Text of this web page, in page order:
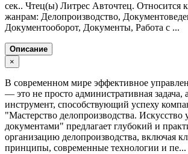
сек.. Чтец(ы) Литрес Авточтец. Относится к
жанрам: Делопроизводство,
Документооборот, Документы, Работа с ...
Описание
×
В современном мире эффективное
— это не просто административная задача,
инструмент, способствующий успеху
"Мастерство делопроизводства. Искусство
документами" предлагает глубокий и
организацию делопроизводства, включая
принципы, современные технологии и пе...